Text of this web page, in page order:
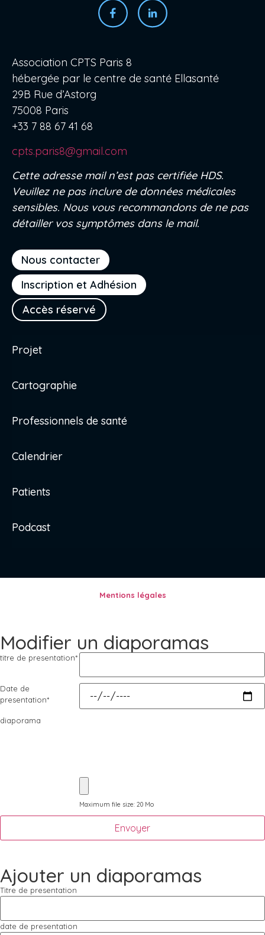
Projet
Cartographie
Professionnels de santé
Calendrier
Patients
Podcast
Nous contacter
Inscription et Adhésion
Accès réservé
Association CPTS Paris 8
hébergée par le centre de santé Ellasanté
29B Rue d’Astorg
75008 Paris
+33 7 88 67 41 68
cpts.paris8@gmail.com
Cette adresse mail n’est pas certifiée HDS.
Veuillez ne pas inclure de données médicales
sensibles. Nous vous recommandons de ne pas
détailler vos symptômes dans le mail.
Mentions légales
Modifier un diaporamas
titre de presentation*
Date de
presentation*
diaporama
Maximum file size: 20 Mo
Envoyer
Ajouter un diaporamas
Titre de presentation
date de presentation